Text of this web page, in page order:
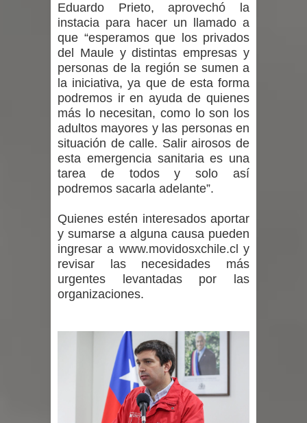
un forado desde la cárcel de Talca
Eduardo Prieto, aprovechó la
instacia para hacer un llamado a
que “esperamos que los privados
del Maule y distintas empresas y
personas de la región se sumen a
la iniciativa, ya que de esta forma
podremos ir en ayuda de quienes
más lo necesitan, como lo son los
adultos mayores y las personas en
situación de calle. Salir airosos de
esta emergencia sanitaria es una
tarea de todos y solo así
podremos sacarla adelante”.
Quienes estén interesados aportar
y sumarse a alguna causa pueden
ingresar a www.movidosxchile.cl y
revisar las necesidades más
urgentes levantadas por las
organizaciones.